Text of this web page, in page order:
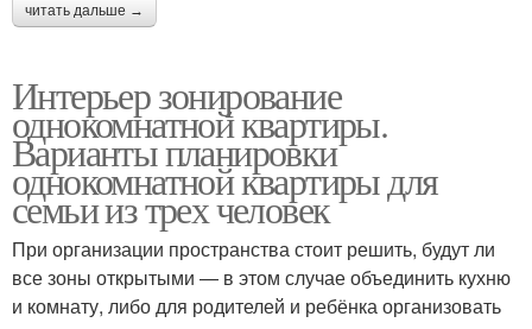
читать дальше →
Интерьер зонирование
однокомнатной квартиры.
Варианты планировки
однокомнатной квартиры для
семьи из трех человек
При организации пространства стоит решить, будут ли
все зоны открытыми — в этом случае объединить кухню
и комнату, либо для родителей и ребёнка организовать